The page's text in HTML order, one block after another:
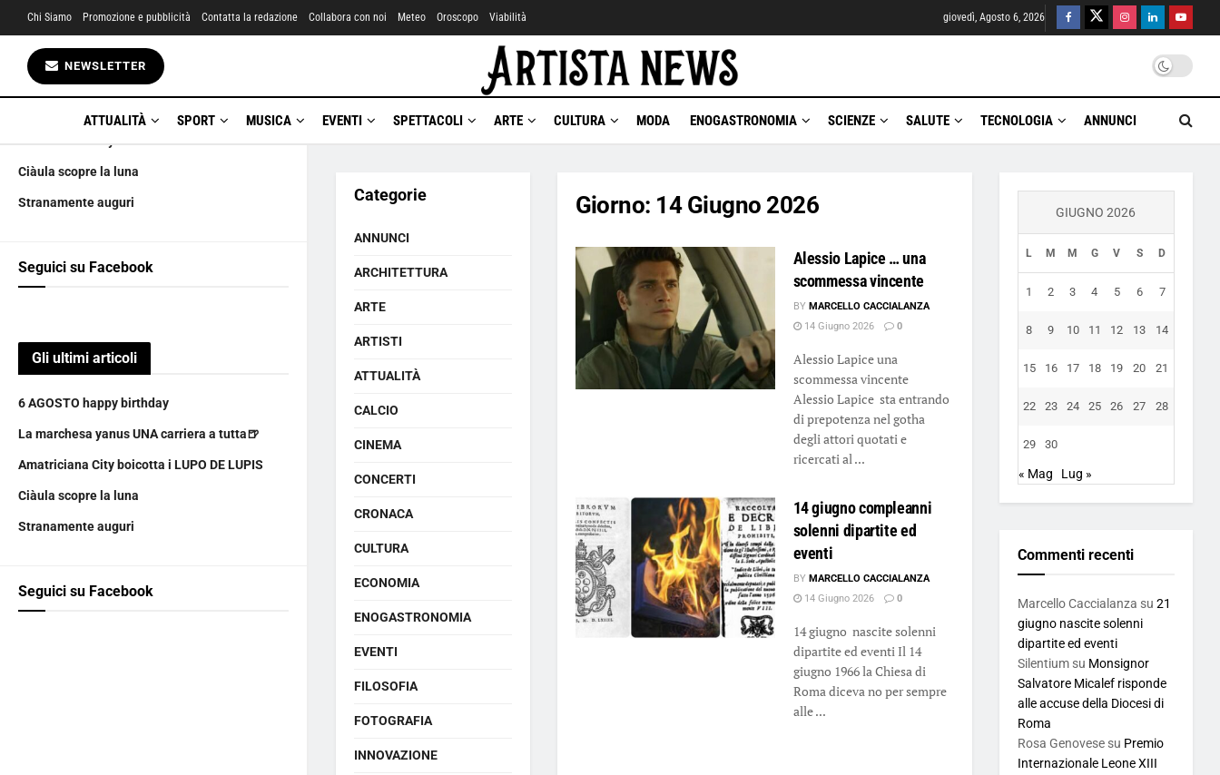
Gli ultimi articoli
6 AGOSTO happy birthday
La marchesa yanus UNA carriera a tutta🍺
Ciàula scopre la luna
Stranamente auguri
Seguici su Facebook
Gli ultimi articoli
6 AGOSTO happy birthday
La marchesa yanus UNA carriera a tutta🍺
Amatriciana City boicotta i LUPO DE LUPIS
Ciàula scopre la luna
Stranamente auguri
Seguici su Facebook
Chi Siamo Promozione e pubblicità Contatta la redazione Collabora con noi Meteo Oroscopo Viabilità giovedì, Agosto 6, 2026
NEWSLETTER
ATTUALITÀ SPORT MUSICA EVENTI SPETTACOLI ARTE CULTURA MODA ENOGASTRONOMIA SCIENZE SALUTE TECNOLOGIA ANNUNCI
Giorno: 14 Giugno 2026
Alessio Lapice … una
scommessa vincente
BY MARCELLO CACCIALANZA
14 Giugno 2026
0
Alessio Lapice una
scommessa vincente
Alessio Lapice sta entrando
di prepotenza nel gotha
degli attori quotati e
ricercati al ...
14 giugno compleanni
solenni dipartite ed
eventi
BY MARCELLO CACCIALANZA
14 Giugno 2026
0
14 giugno nascite solenni
dipartite ed eventi Il 14
giugno 1966 la Chiesa di
Roma diceva no per sempre
alle ...
Categorie
ANNUNCI
ARCHITETTURA
ARTE
ARTISTI
ATTUALITÀ
CALCIO
CINEMA
CONCERTI
CRONACA
CULTURA
ECONOMIA
ENOGASTRONOMIA
EVENTI
FILOSOFIA
FOTOGRAFIA
INNOVAZIONE
GIUGNO 2026
L M M G V S D
1 2 3 4 5 6 7
8 9 10 11 12 13 14
15 16 17 18 19 20 21
22 23 24 25 26 27 28
29 30
« Mag Lug »
Commenti recenti
Marcello Caccialanza su 21
giugno nascite solenni
dipartite ed eventi
Silentiumsu Monsignor
Salvatore Micalef risponde
alle accuse della Diocesi di
Roma
Rosa Genovesesu Premio
Internazionale Leone XIII